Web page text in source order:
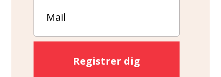
Registrer dig